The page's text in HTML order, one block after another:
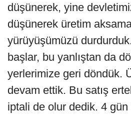
düşünerek, yine
düşünerek üretim
yürüyüşümüzü
başlar, bu yanlıştan da
yerlerimize geri döndük.
devam ettik. Bu satış
iptali de olur dedik. 4